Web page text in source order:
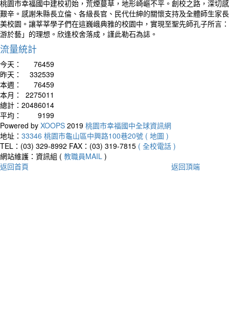
桃園市幸福國中建校初始，荒煙蔓草，地形崎嶇不平。創校之路，深切
艱辛。感謝朱縣長立倫、各級長官、民代仕紳的關懷支持及全體師生家
美校園。讓莘莘學子們在這巍峨典雅的校園中，實現至聖先師孔子所言
游於藝」的理想。欣逢校舍落成，謹此勒石為誌。
流量統計
今天：
76459
昨天：
332539
本週：
76459
本月：
2275011
總計： 20486014
平均：
9199
Powered by XOOPS 2019 桃園市幸福國中全球資訊網
地址： 33346 桃園市龜山區中興路100巷20號 ( 地圖 )
TEL：(03) 329-8992 FAX：(03) 319-7815 ( 全校電話 )
網站維護：資訊組 ( 教職員MAIL )
返回首頁
返回頂端